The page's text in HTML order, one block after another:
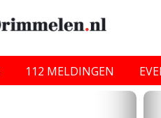
112 MELDINGEN